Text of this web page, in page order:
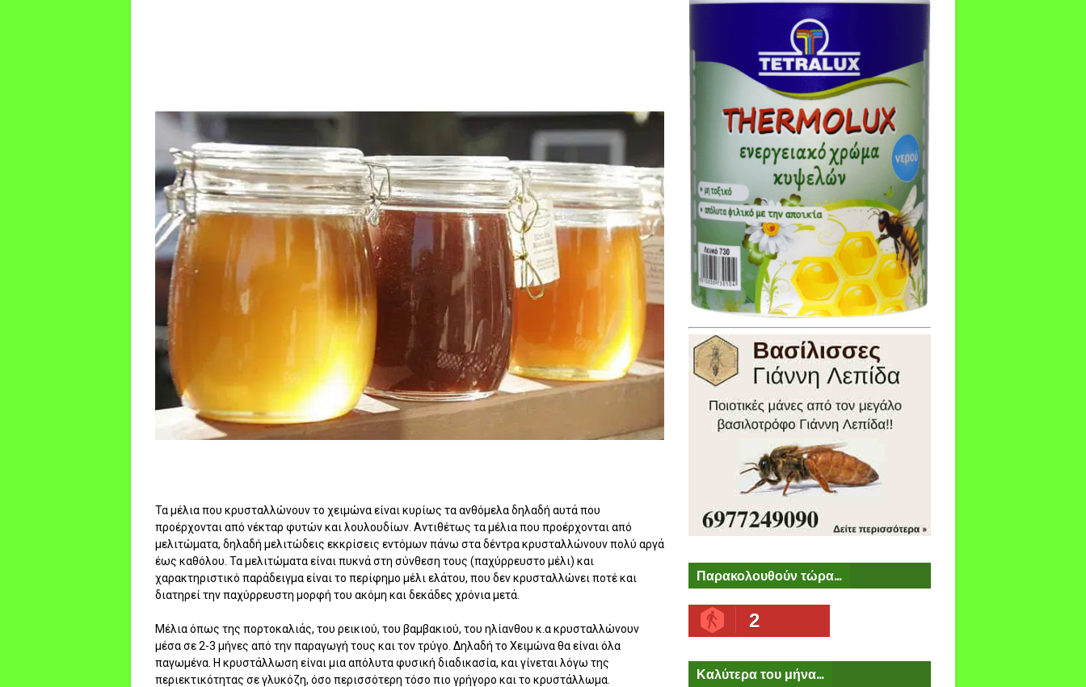
Τα μέλια που κρυσταλλώνουν το χειμώνα είναι κυρίως τα ανθόμελα δηλαδή αυτά που
προέρχονται από νέκταρ φυτών και λουλουδίων. Αντιθέτως τα μέλια που προέρχονται από
μελιτώματα, δηλαδή μελιτώδεις εκκρίσεις εντόμων πάνω στα δέντρα κρυσταλλώνουν πολύ αργά
έως καθόλου. Τα μελιτώματα είναι πυκνά στη σύνθεση τους (παχύρρευστο μέλι) και
χαρακτηριστικό παράδειγμα είναι το περίφημο μέλι ελάτου, που δεν κρυσταλλώνει ποτέ και
διατηρεί την παχύρρευστη μορφή του ακόμη και δεκάδες χρόνια μετά.
Μέλια όπως της πορτοκαλιάς, του ρεικιού, του βαμβακιού, του ηλίανθου κ.α κρυσταλλώνουν
μέσα σε 2-3 μήνες από την παραγωγή τους και τον τρύγο. Δηλαδή το Χειμώνα θα είναι όλα
παγωμένα. Η κρυστάλλωση είναι μια απόλυτα φυσική διαδικασία, και γίνεται λόγω της
περιεκτικότητας σε γλυκόζη, όσο περισσότερη τόσο πιο γρήγορο και το κρυστάλλωμα.
Παρακολουθούν τώρα...
2
Καλύτερα του μήνα...